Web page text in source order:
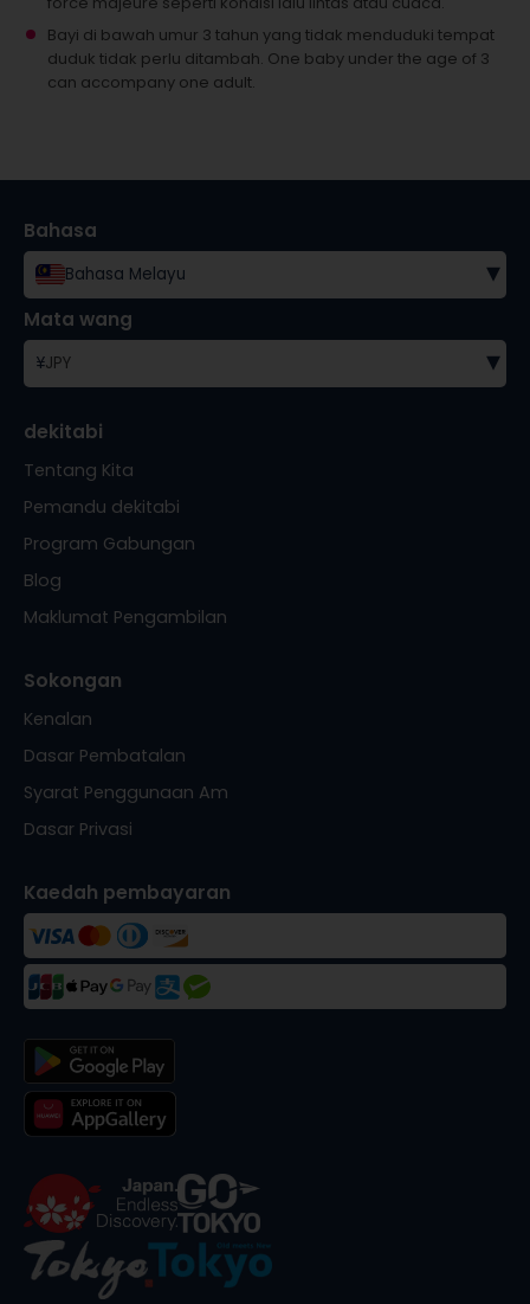
Bayi di bawah umur 3 tahun yang tidak menduduki tempat
duduk tidak perlu ditambah. One baby under the age of 3
can accompany one adult.
Bahasa
Bahasa Melayu ▾
Mata wang
¥JPY ▾
dekitabi
Tentang Kita
Pemandu dekitabi
Program Gabungan
Blog
Maklumat Pengambilan
Sokongan
Kenalan
Dasar Pembatalan
Syarat Penggunaan Am
Dasar Privasi
Kaedah pembayaran